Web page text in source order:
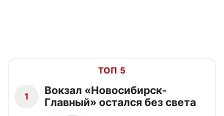
ТОП 5
1
Вокзал «Новосибирск-
Главный» остался без света